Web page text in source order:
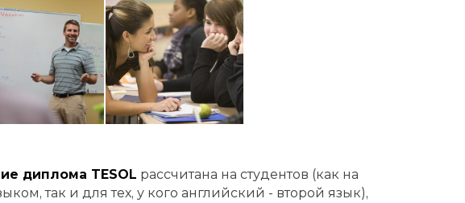
диплома TESOL рассчитана на студентов (как на
так и для тех, у кого английский - второй язык),